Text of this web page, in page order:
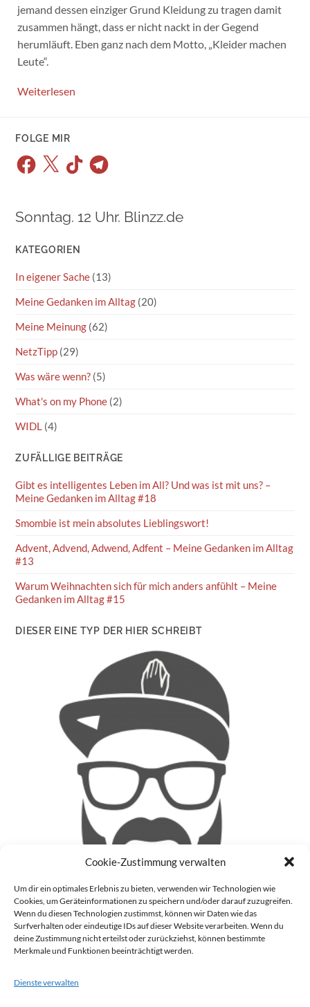
Cookie-Zustimmung verwalten
Um dir ein optimales Erlebnis zu bieten, verwenden wir Technologien wie
Cookies, um Geräteinformationen zu speichern und/oder darauf zuzugreifen.
Wenn du diesen Technologien zustimmst, können wir Daten wie das
Surfverhalten oder eindeutige IDs auf dieser Website verarbeiten. Wenn du
deine Zustimmung nicht erteilst oder zurückziehst, können bestimmte
Merkmale und Funktionen beeinträchtigt werden.
Dienste verwalten
jemand dessen einziger Grund Kleidung zu tragen damit
zusammen hängt, dass er nicht nackt in der Gegend
herumläuft. Eben ganz nach dem Motto, „Kleider machen
Leute“.
Weiterlesen
FOLGE MIR
Facebook
X TikTokTelegram
Sonntag. 12 Uhr. Blinzz.de
KATEGORIEN
In eigener Sache (13)
Meine Gedanken im Alltag (20)
Meine Meinung (62)
NetzTipp (29)
Was wäre wenn? (5)
What's on my Phone (2)
WIDL (4)
ZUFÄLLIGE BEITRÄGE
Gibt es intelligentes Leben im All? Und was ist mit uns? –
Meine Gedanken im Alltag #18
Smombie ist mein absolutes Lieblingswort!
Advent, Advend, Adwend, Adfent – Meine Gedanken im Alltag
#13
Warum Weihnachten sich für mich anders anfühlt – Meine
Gedanken im Alltag #15
DIESER EINE TYP DER HIER SCHREIBT
Patrick
aktuellen Geschehnissen in der realen Welt und im Internet